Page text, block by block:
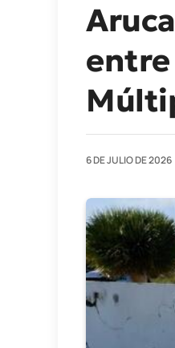
entre
6 DE JULIO DE 2026